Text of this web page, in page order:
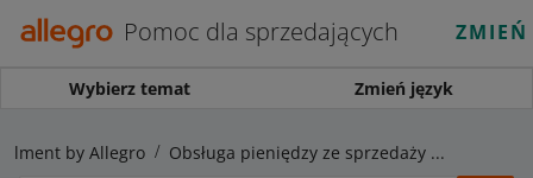
Pomoc dla sprzedających
Wybierz temat Zmień język
by Allegro Obsługa pieniędzy ze sprzedaży w One Fulfillment by Allegro